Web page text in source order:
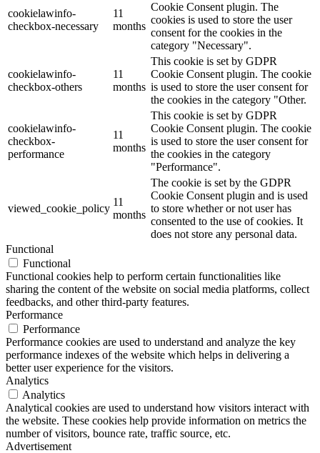
cookielawinfo-
checkbox-necessary
11
months
Cookie Consent plugin. The
cookies is used to store the user
consent for the cookies in the
category "Necessary".
cookielawinfo-
checkbox-others
11
months
This cookie is set by GDPR
Cookie Consent plugin. The cookie
is used to store the user consent for
the cookies in the category "Other.
cookielawinfo-
checkbox-
performance
11
months
This cookie is set by GDPR
Cookie Consent plugin. The cookie
is used to store the user consent for
the cookies in the category
"Performance".
viewed_cookie_policy
11
months
The cookie is set by the GDPR
Cookie Consent plugin and is used
to store whether or not user has
consented to the use of cookies. It
does not store any personal data.
Functional
Functional
Functional cookies help to perform certain functionalities like
sharing the content of the website on social media platforms, collect
feedbacks, and other third-party features.
Performance
Performance
Performance cookies are used to understand and analyze the key
performance indexes of the website which helps in delivering a
better user experience for the visitors.
Analytics
Analytics
Analytical cookies are used to understand how visitors interact with
the website. These cookies help provide information on metrics the
number of visitors, bounce rate, traffic source, etc.
Advertisement